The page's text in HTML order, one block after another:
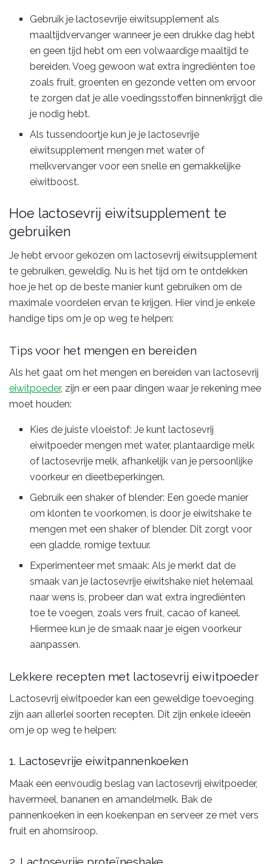
Gebruik je lactosevrije eiwitsupplement als
maaltijdvervanger wanneer je een drukke dag hebt
en geen tijd hebt om een volwaardige maaltijd te
bereiden. Voeg gewoon wat extra ingrediënten toe
zoals fruit, groenten en gezonde vetten om ervoor
te zorgen dat je alle voedingsstoffen binnenkrijgt die
je nodig hebt.
Als tussendoortje kun je je lactosevrije
eiwitsupplement mengen met water of
melkvervanger voor een snelle en gemakkelijke
eiwitboost.
Hoe lactosevrij eiwitsupplement te
gebruiken
Je hebt ervoor gekozen om lactosevrij eiwitsupplement
te gebruiken, geweldig. Nu is het tijd om te ontdekken
hoe je het op de beste manier kunt gebruiken om de
maximale voordelen ervan te krijgen. Hier vind je enkele
handige tips om je op weg te helpen:
Tips voor het mengen en bereiden
Als het gaat om het mengen en bereiden van lactosevrij
eiwitpoeder, zijn er een paar dingen waar je rekening mee
moet houden:
Kies de juiste vloeistof: Je kunt lactosevrij
eiwitpoeder mengen met water, plantaardige melk
of lactosevrije melk, afhankelijk van je persoonlijke
voorkeur en dieetbeperkingen.
Gebruik een shaker of blender: Een goede manier
om klonten te voorkomen, is door je eiwitshake te
mengen met een shaker of blender. Dit zorgt voor
een gladde, romige textuur.
Experimenteer met smaak: Als je merkt dat de
smaak van je lactosevrije eiwitshake niet helemaal
naar wens is, probeer dan wat extra ingrediënten
toe te voegen, zoals vers fruit, cacao of kaneel.
Hiermee kun je de smaak naar je eigen voorkeur
aanpassen.
Lekkere recepten met lactosevrij eiwitpoeder
Lactosevrij eiwitpoeder kan een geweldige toevoeging
zijn aan allerlei soorten recepten. Dit zijn enkele ideeën
om je op weg te helpen:
1. Lactosevrije eiwitpannenkoeken
Maak een eenvoudig beslag van lactosevrij eiwitpoeder,
havermeel, bananen en amandelmelk. Bak de
pannenkoeken in een koekenpan en serveer ze met vers
fruit en ahornsiroop.